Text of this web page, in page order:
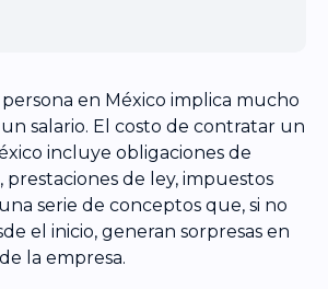
en México implica mucho
salario. El costo de contratar un
incluye obligaciones de
prestaciones de ley, impuestos
serie de conceptos que, si no
el inicio, generan sorpresas en
la empresa.